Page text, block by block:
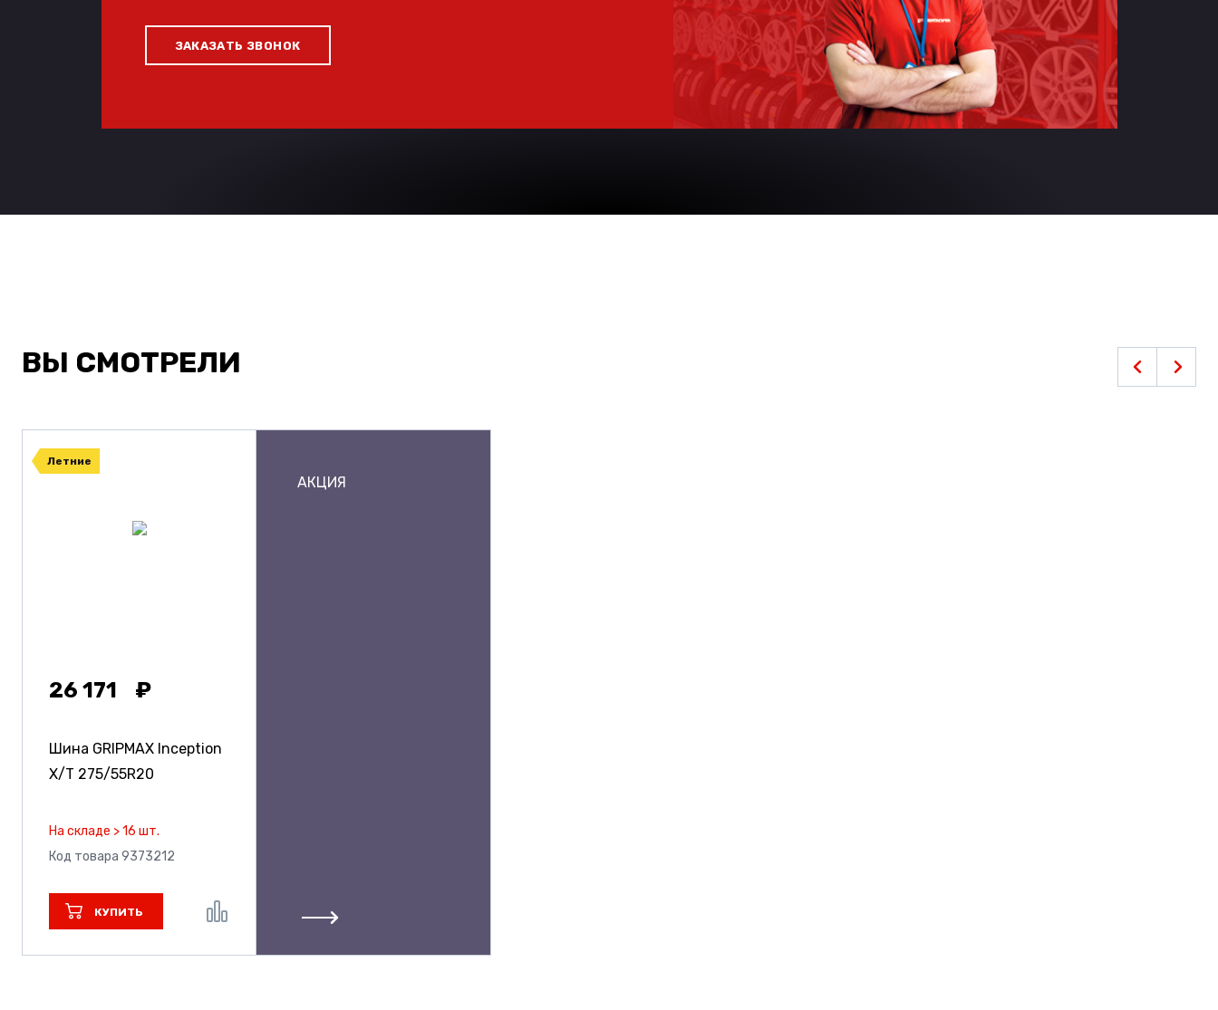
ЗАКАЗАТЬ ЗВОНОК
ВЫ СМОТРЕЛИ
Летние
26 171
Шина GRIPMAX Inception
X/T 275/55R20
На складе > 16 шт.
Код товара 9373212
КУПИТЬ
АКЦИЯ